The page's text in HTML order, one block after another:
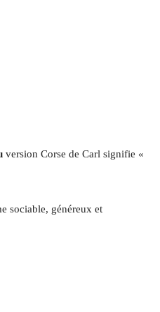
version Corse de Carl signifie «
sociable, généreux et